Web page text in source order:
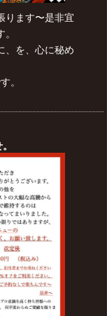
ります〜是非宜
、を、心に秘め
。